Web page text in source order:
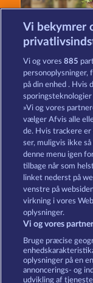
Beautiful Nature
Cutie Cat
Vilkår og
Indsend
Vi bekymrer
Vi og vores885
personoplysninger,
på din enhed . Hvis
»Vi og vores
vælger Afvis alle
de. Hvis trackere er
ser, muligvis ikke
denne menu igen
tilbage når som
linket nederst på
venstre på
virkning i vores
oplysninger.
Vi og vores
Bruge præcise
oplysninger på en
annoncerings- og
udvikling af